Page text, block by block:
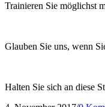
Trainieren Sie möglichst
Glauben Sie uns, wenn
Halten Sie sich an diese